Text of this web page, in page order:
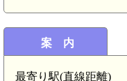
案 内
最寄り駅(直線距離)